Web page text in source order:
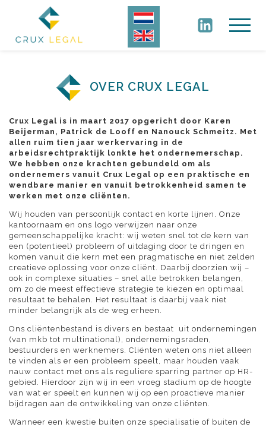
OVER CRUX LEGAL
Crux Legal is in maart 2017 opgericht door Karen
Beijerman, Patrick de Looff en Nanouck Schmeitz. Met
allen ruim tien jaar werkervaring in de
arbeidsrechtpraktijk lonkte het ondernemerschap.
We hebben onze krachten gebundeld om als
ondernemers vanuit Crux Legal op een praktische en
wendbare manier en vanuit betrokkenheid samen te
werken met onze cliënten.
Wij houden van persoonlijk contact en korte lijnen. Onze
kantoornaam en ons logo verwijzen naar onze
gemeenschappelijke kracht: wij weten snel tot de kern van
een (potentieel) probleem of uitdaging door te dringen en
komen vanuit die kern met een pragmatische en niet zelden
creatieve oplossing voor onze cliënt. Daarbij doorzien wij –
ook in complexe situaties – snel alle betrokken belangen,
om zo de meest effectieve strategie te kiezen en optimaal
resultaat te behalen. Het resultaat is daarbij vaak niet
minder belangrijk als de weg erheen.
Ons cliëntenbestand is divers en bestaat uit ondernemingen
(van mkb tot multinational), ondernemingsraden,
bestuurders en werknemers. Cliënten weten ons niet alleen
te vinden als er een probleem speelt, maar houden vaak
nauw contact met ons als reguliere sparring partner op HR-
gebied. Hierdoor zijn wij in een vroeg stadium op de hoogte
van wat er speelt en kunnen wij op een proactieve manier
bijdragen aan de ontwikkeling van onze cliënten.
Wanneer een kwestie buiten onze specialisatie of buiten de